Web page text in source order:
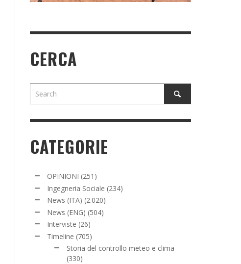
CERCA
CATEGORIE
OPINIONI (251)
Ingegneria Sociale (234)
News (ITA) (2.020)
News (ENG) (504)
Interviste (26)
Timeline (705)
Storia del controllo meteo e clima
(330)